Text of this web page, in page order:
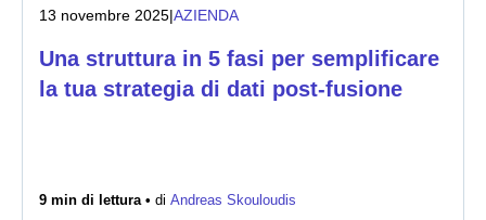
13 novembre 2025|AZIENDA
Una struttura in 5 fasi per semplificare
la tua strategia di dati post-fusione
9 min di lettura • di Andreas Skouloudis